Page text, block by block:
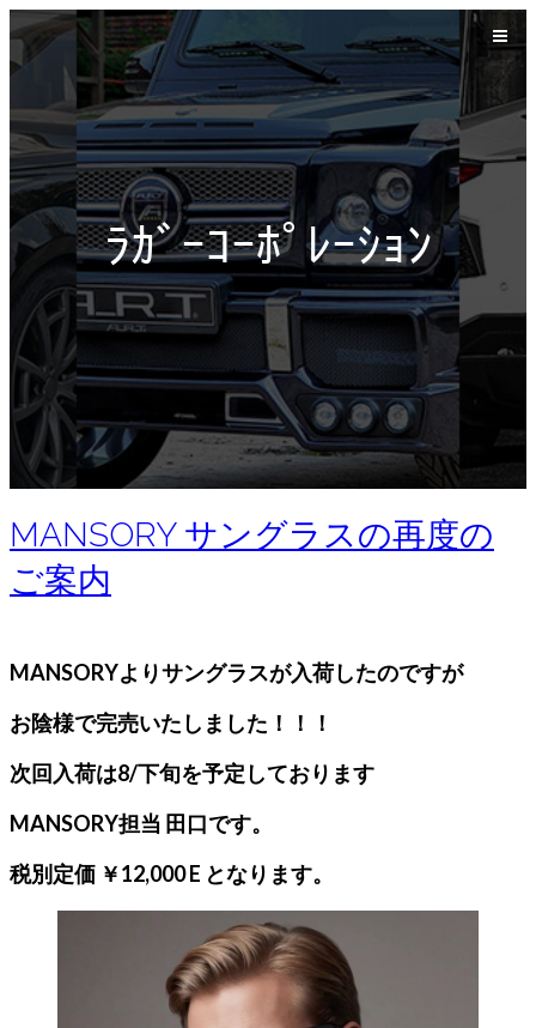
ﾗｶﾞｰｺｰﾎﾟﾚｰｼｮﾝ
MANSORY サングラスの再度の
ご案内
MANSORYよりサングラスが入荷したのですが
お陰様で完売いたしました！！！
次回入荷は8/下旬を予定しております
MANSORY担当 田口です。
税別定価 ￥12,000 E となります。